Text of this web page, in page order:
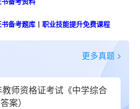
备考资料
备考题库 丨职业技能提升免费课程
更多真题
师资格证考试《中学综合
案）